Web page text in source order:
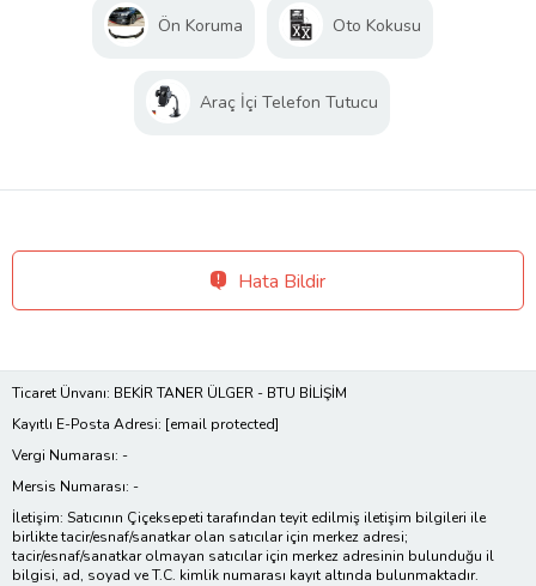
Ön Koruma Oto Kokusu
Araç İçi Telefon Tutucu
Hata Bildir
Ticaret Ünvanı: BEKİR TANER ÜLGER - BTU BİLİŞİM
Kayıtlı E-Posta Adresi: [email protected]
Vergi Numarası: -
Mersis Numarası: -
İletişim: Satıcının Çiçeksepeti tarafından teyit edilmiş iletişim bilgileri ile
birlikte tacir/esnaf/sanatkar olan satıcılar için merkez adresi;
tacir/esnaf/sanatkar olmayan satıcılar için merkez adresinin bulunduğu il
bilgisi, ad, soyad ve T.C. kimlik numarası kayıt altında bulunmaktadır.